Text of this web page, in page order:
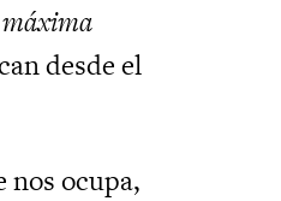
desde el
nos ocupa,